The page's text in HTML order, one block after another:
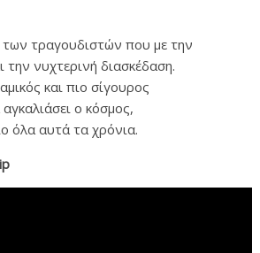
των τραγουδιστών που με την
νυχτερινή διασκέδαση.
και πιο σίγουρος
ο κόσμος,
όλα αυτά τα χρόνια.